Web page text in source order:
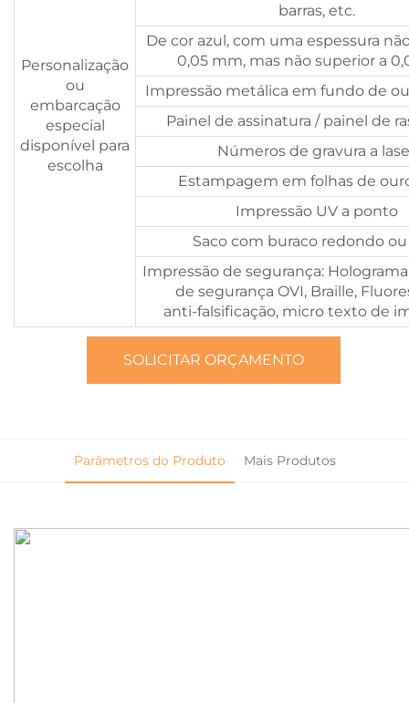
Personalização
ou
embarcação
especial
disponível para
escolha
barras, etc.
De cor azul, com uma espessura
0,05 mm, mas não superior a
Impressão metálica em fundo de
Painel de assinatura / painel de
Números de gravura a
Estampagem em folhas de
Impressão UV a ponto
Saco com buraco redondo
Impressão de segurança:
de segurança OVI, Braille,
anti-falsificação, micro texto de
SOLICITAR ORÇAMENTO
Parâmetros do Produto Mais Produtos